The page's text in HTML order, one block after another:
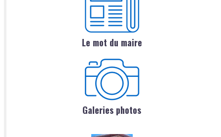
Le mot du maire
Galeries photos